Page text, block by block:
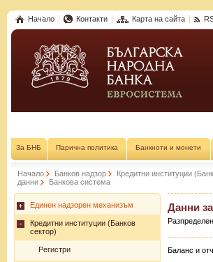
Начало Контакти Карта на сайта
За БНБ Парична политика Банкноти и монети
Начало Банков надзор Кредитни институции
данни
Банкова система
Единен надзорен механизъм
Кредитни институции (Банков
сектор)
Регистри
Данни
Баланс и